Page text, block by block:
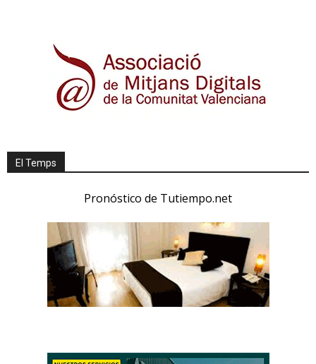
El Temps
Pronóstico de Tutiempo.net